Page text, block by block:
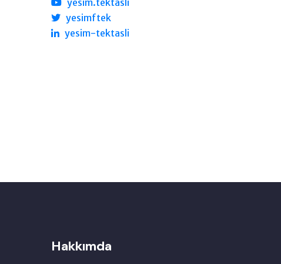
yesim.tektasli
yesimftek
yesim-tektasli
Hakkımda